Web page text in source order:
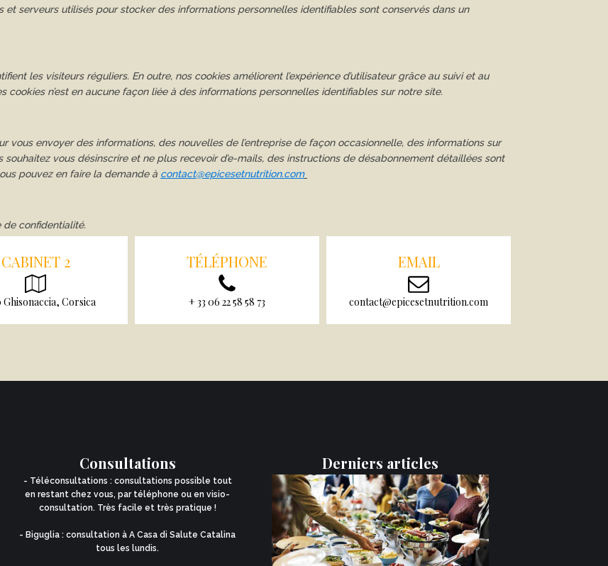
serveurs utilisés pour stocker des informations personnelles identifiables sont conservés dans un
les visiteurs réguliers. En outre, nos cookies améliorent l’expérience d’utilisateur grâce au suivi et au
n’est en aucune façon liée à des informations personnelles identifiables sur notre site.
vous envoyer des informations, des nouvelles de l’entreprise de façon occasionnelle, des informations sur
vous désinscrire et ne plus recevoir d’e-mails, des instructions de désabonnement détaillées sont
pouvez en faire la demande à contact@epicesetnutrition.com
de confidentialité.
CABINET 2
Ghisonaccia, Corsica
TÉLÉPHONE
+ 33 06 22 58 58 73
EMAIL
contact@epicesetnutrition.com
Consultations
- Téléconsultations : consultations possible tout
en restant chez vous, par téléphone ou en visio-
consultation. Très facile et très pratique !
- Biguglia : consultation à A Casa di Salute Catalina
tous les lundis.
Derniers articles